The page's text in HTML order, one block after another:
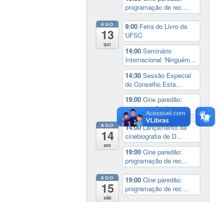
programação de rec...
AGO
13
qui
9:00 Feira do Livro da
UFSC
14:00Seminário
Internacional ‘Ninguém...
14:30Sessão Especial
do Conselho Esta...
19:00Cine paredão:
programação de rec...
AGO
14
sex
14:00Lançamento da
cinebiografia de D...
19:00Cine paredão:
programação de rec...
AGO
15
sáb
19:00Cine paredão:
programação de rec...